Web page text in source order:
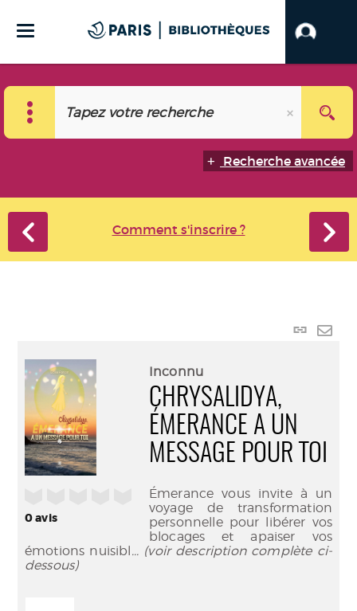
Recherche avancée
Comment s'inscrire ?
Lien
0avis
Inconnu
CHRYSALIDYA,
ÉMERANCE A UN
MESSAGE POUR TOI
Émerance vous invite à un
voyage de transformation
personnelle pour libérer vos
blocages et apaiser vos
émotions nuisibl... (voir description complète ci-
dessous)